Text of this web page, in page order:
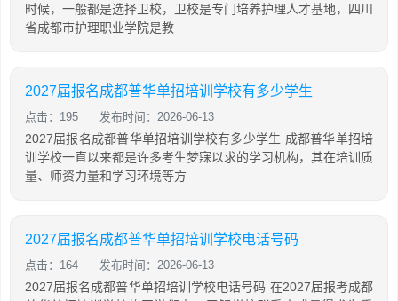
时候，一般都是选择卫校，卫校是专门培养护理人才基地，四川
省成都市护理职业学院是教
2027届报名成都普华单招培训学校有多少学生
点击：195 发布时间：2026-06-13
2027届报名成都普华单招培训学校有多少学生 成都普华单招培
训学校一直以来都是许多考生梦寐以求的学习机构，其在培训质
量、师资力量和学习环境等方
2027届报名成都普华单招培训学校电话号码
点击：164 发布时间：2026-06-13
2027届报名成都普华单招培训学校电话号码 在2027届报考成都